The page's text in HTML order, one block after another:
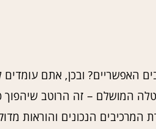
האפשריים? ובכן, אתם עומדים
המושלם – זה הרוטב שיהפוך
המרכיבים הנכונים והוראות